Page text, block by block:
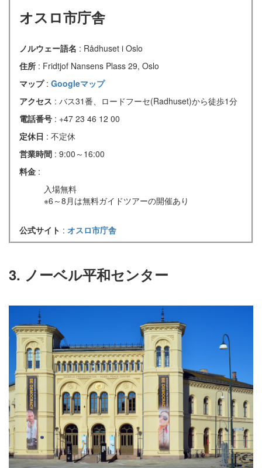
オスロ市庁舎
ノルウェー語名 : Rådhuset i Oslo
住所 : Fridtjof Nansens Plass 29, Oslo
マップ : Googleマップ
アクセス : バス31番、ロードフーセ(Radhuset)から徒歩1分
電話番号 : +47 23 46 12 00
定休日 : 不定休
営業時間 : 9:00～16:00
料金 :
入場無料
※6～8月は無料ガイドツアーの開催あり
公式サイト : オスロ市庁舎
3. ノーベル平和センター